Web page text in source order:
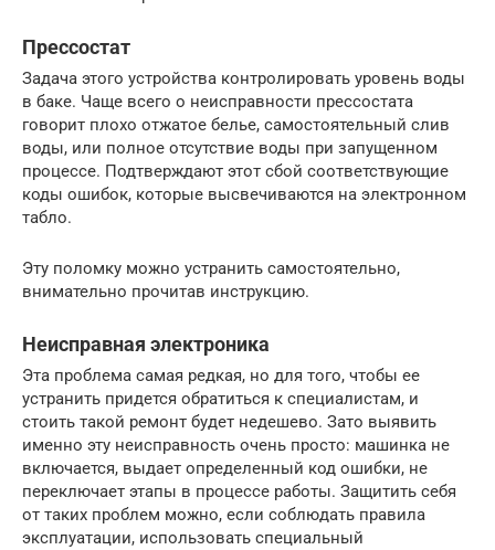
Прессостат
Задача этого устройства контролировать уровень воды
в баке. Чаще всего о неисправности прессостата
говорит плохо отжатое белье, самостоятельный слив
воды, или полное отсутствие воды при запущенном
процессе. Подтверждают этот сбой соответствующие
коды ошибок, которые высвечиваются на электронном
табло.
Эту поломку можно устранить самостоятельно,
внимательно прочитав инструкцию.
Неисправная электроника
Эта проблема самая редкая, но для того, чтобы ее
устранить придется обратиться к специалистам, и
стоить такой ремонт будет недешево. Зато выявить
именно эту неисправность очень просто: машинка не
включается, выдает определенный код ошибки, не
переключает этапы в процессе работы. Защитить себя
от таких проблем можно, если соблюдать правила
эксплуатации, использовать специальный